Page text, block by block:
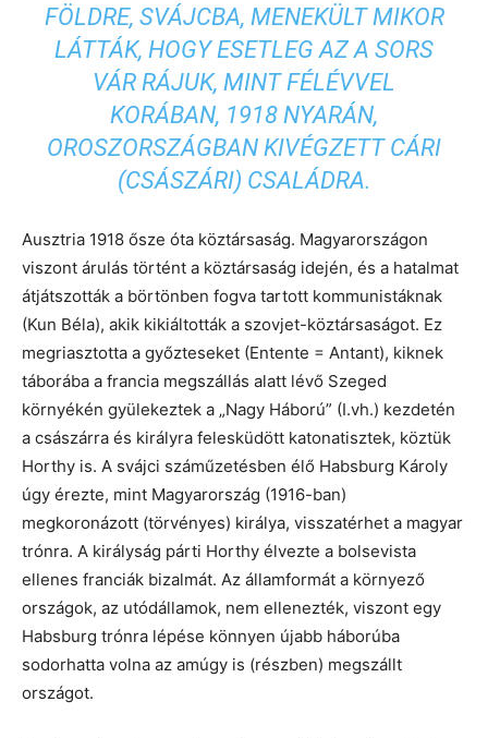
FÖLDRE, SVÁJCBA, MENEKÜLT MIKOR
LÁTTÁK, HOGY ESETLEG AZ A SORS
VÁR RÁJUK, MINT FÉLÉVVEL
KORÁBAN, 1918 NYARÁN,
OROSZORSZÁGBAN KIVÉGZETT CÁRI
(CSÁSZÁRI) CSALÁDRA.
Ausztria 1918 ősze óta köztársaság. Magyarországon
viszont árulás történt a köztársaság idején, és a hatalmat
átjátszották a börtönben fogva tartott kommunistáknak
(Kun Béla), akik kikiáltották a szovjet-köztársaságot. Ez
megriasztotta a győzteseket (Entente = Antant), kiknek
táborába a francia megszállás alatt lévő Szeged
környékén gyülekeztek a „Nagy Háború” (I.vh.) kezdetén
a császárra és királyra felesküdött katonatisztek, köztük
Horthy is. A svájci száműzetésben élő Habsburg Károly
úgy érezte, mint Magyarország (1916-ban)
megkoronázott (törvényes) királya, visszatérhet a magyar
trónra. A királyság párti Horthy élvezte a bolsevista
ellenes franciák bizalmát. Az államformát a környező
országok, az utódállamok, nem ellenezték, viszont egy
Habsburg trónra lépése könnyen újabb háborúba
sodorhatta volna az amúgy is (részben) megszállt
országot.